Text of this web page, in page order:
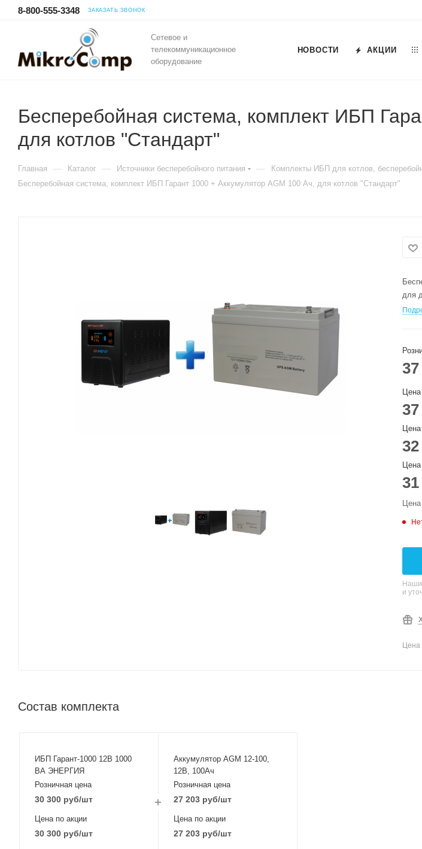
8-800-555-3348 ЗАКАЗАТЬ ЗВОНОК
Сетевое и
телекоммуникационное
оборудование
НОВОСТИ АКЦИИ
Бесперебойная система, комплект ИБП
для котлов "Стандарт"
Главная — Каталог — Источники бесперебойного питания — Комплекты ИБП для котлов,
Бесперебойная система, комплект ИБП Гарант 1000 + Аккумулятор AGM 100 Ач, для котлов "Стандарт"
для
Наши
и
Цена
Состав комплекта
ИБП Гарант-1000 12В 1000
ВА ЭНЕРГИЯ
Розничная цена
30 300руб/шт
Цена по акции
30 300руб/шт
Аккумулятор AGM 12-100,
12В, 100Ач
Розничная цена
27 203 руб/шт
Цена по акции
27 203 руб/шт